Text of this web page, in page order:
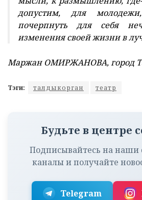
допустим, для
почерпнуть для себя
изменения своей жизни в
Маржан ОМИРЖАНОВА, город
Тэги: талдыкорган театр
Будьте в центре
Подписывайтесь на
каналы и получайте
Telegram